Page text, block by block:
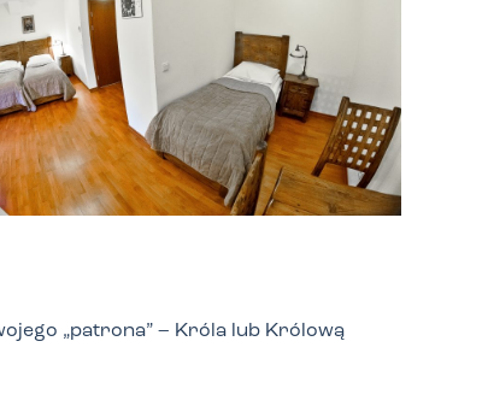
„patrona” – Króla lub Królową